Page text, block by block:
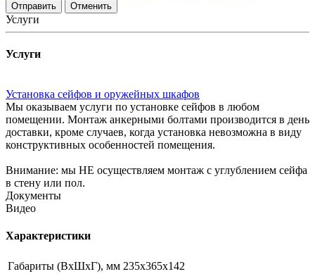
Отменить
Услуги
Услуги
Установка сейфов и оружейных шкафов
Мы оказываем услуги по установке сейфов в любом
помещении. Монтаж анкерными болтами производится в день
доставки, кроме случаев, когда установка невозможна в виду
конструктивных особенностей помещения.
Внимание: мы НЕ осуществляем монтаж с углублением сейфа
в стену или пол.
Документы
Видео
Характеристики
Габариты (ВxШxГ), мм 235х365х142